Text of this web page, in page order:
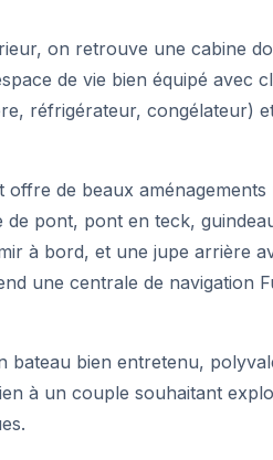
on retrouve une cabine
de vie bien équipé avec
réfrigérateur, congélateur)
offre de beaux
de pont, pont en teck,
à bord, et une jupe arrière
une centrale de navigation
bateau bien entretenu,
à un couple souhaitant